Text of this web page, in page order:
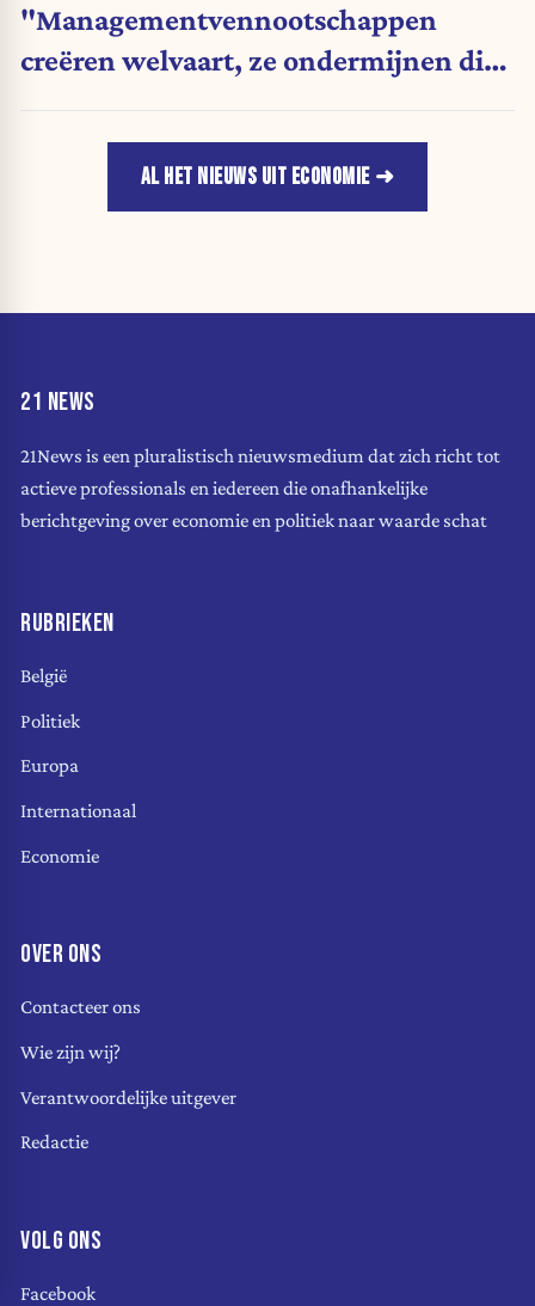
"Managementvennootschappen
creëren welvaart, ze ondermijnen die
AL HET NIEUWS UIT ECONOMIE
21 NEWS
21News is een pluralistisch nieuwsmedium dat zich richt tot
actieve professionals en iedereen die onafhankelijke
berichtgeving over economie en politiek naar waarde schat
RUBRIEKEN
België
Politiek
Europa
Internationaal
Economie
OVER ONS
Contacteer ons
Wie zijn wij?
Verantwoordelijke uitgever
Redactie
VOLG ONS
Facebook